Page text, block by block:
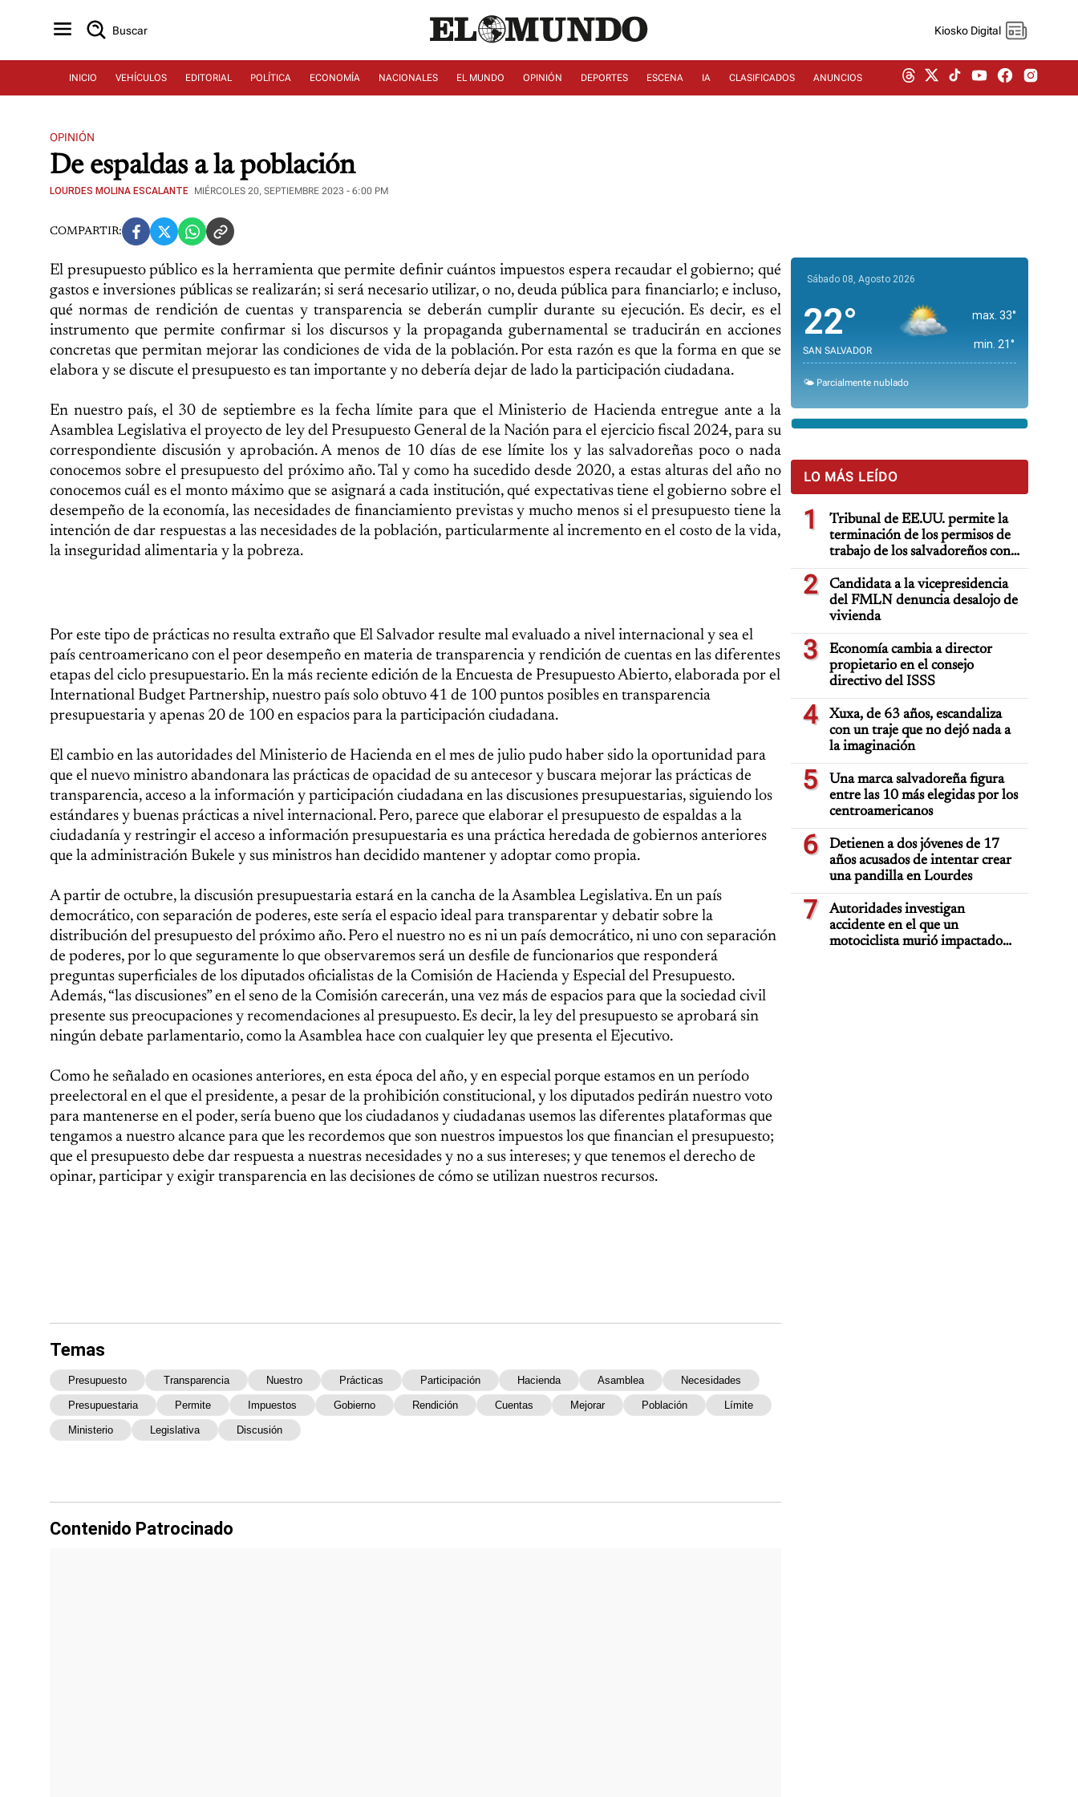
Buscar Kiosko Digital
INICIO VEHÍCULOS EDITORIAL POLÍTICA ECONOMÍA NACIONALES EL MUNDO OPINIÓN DEPORTES ESCENA IA CLASIFICADOS ANUNCIOS
OPINIÓN
De espaldas a la población
LOURDES MOLINA ESCALANTE MIÉRCOLES 20, SEPTIEMBRE 2023 - 6:00 PM
COMPARTIR:
El presupuesto público es la herramienta que permite definir cuántos impuestos espera recaudar el gobierno; qué
gastos e inversiones públicas se realizarán; si será necesario utilizar, o no, deuda pública para financiarlo; e incluso,
qué normas de rendición de cuentas y transparencia se deberán cumplir durante su ejecución. Es decir, es el
instrumento que permite confirmar si los discursos y la propaganda gubernamental se traducirán en acciones
concretas que permitan mejorar las condiciones de vida de la población. Por esta razón es que la forma en que se
elabora y se discute el presupuesto es tan importante y no debería dejar de lado la participación ciudadana.
En nuestro país, el 30 de septiembre es la fecha límite para que el Ministerio de Hacienda entregue ante a la
Asamblea Legislativa el proyecto de ley del Presupuesto General de la Nación para el ejercicio fiscal 2024, para su
correspondiente discusión y aprobación. A menos de 10 días de ese límite los y las salvadoreñas poco o nada
conocemos sobre el presupuesto del próximo año. Tal y como ha sucedido desde 2020, a estas alturas del año no
conocemos cuál es el monto máximo que se asignará a cada institución, qué expectativas tiene el gobierno sobre el
desempeño de la economía, las necesidades de financiamiento previstas y mucho menos si el presupuesto tiene la
intención de dar respuestas a las necesidades de la población, particularmente al incremento en el costo de la vida,
la inseguridad alimentaria y la pobreza.
Por este tipo de prácticas no resulta extraño que El Salvador resulte mal evaluado a nivel internacional y sea el
país centroamericano con el peor desempeño en materia de transparencia y rendición de cuentas en las diferentes
etapas del ciclo presupuestario. En la más reciente edición de la Encuesta de Presupuesto Abierto, elaborada por el
International Budget Partnership, nuestro país solo obtuvo 41 de 100 puntos posibles en transparencia
presupuestaria y apenas 20 de 100 en espacios para la participación ciudadana.
El cambio en las autoridades del Ministerio de Hacienda en el mes de julio pudo haber sido la oportunidad para
que el nuevo ministro abandonara las prácticas de opacidad de su antecesor y buscara mejorar las prácticas de
transparencia, acceso a la información y participación ciudadana en las discusiones presupuestarias, siguiendo los
estándares y buenas prácticas a nivel internacional. Pero, parece que elaborar el presupuesto de espaldas a la
ciudadanía y restringir el acceso a información presupuestaria es una práctica heredada de gobiernos anteriores
que la administración Bukele y sus ministros han decidido mantener y adoptar como propia.
A partir de octubre, la discusión presupuestaria estará en la cancha de la Asamblea Legislativa. En un país
democrático, con separación de poderes, este sería el espacio ideal para transparentar y debatir sobre la
distribución del presupuesto del próximo año. Pero el nuestro no es ni un país democrático, ni uno con separación
de poderes, por lo que seguramente lo que observaremos será un desfile de funcionarios que responderá
preguntas superficiales de los diputados oficialistas de la Comisión de Hacienda y Especial del Presupuesto.
Además, “las discusiones” en el seno de la Comisión carecerán, una vez más de espacios para que la sociedad civil
presente sus preocupaciones y recomendaciones al presupuesto. Es decir, la ley del presupuesto se aprobará sin
ningún debate parlamentario, como la Asamblea hace con cualquier ley que presenta el Ejecutivo.
Como he señalado en ocasiones anteriores, en esta época del año, y en especial porque estamos en un período
preelectoral en el que el presidente, a pesar de la prohibición constitucional, y los diputados pedirán nuestro voto
para mantenerse en el poder, sería bueno que los ciudadanos y ciudadanas usemos las diferentes plataformas que
tengamos a nuestro alcance para que les recordemos que son nuestros impuestos los que financian el presupuesto;
que el presupuesto debe dar respuesta a nuestras necesidades y no a sus intereses; y que tenemos el derecho de
opinar, participar y exigir transparencia en las decisiones de cómo se utilizan nuestros recursos.
Temas
Presupuesto Transparencia Nuestro Prácticas Participación Hacienda Asamblea Necesidades
Presupuestaria Permite Impuestos Gobierno Rendición Cuentas Mejorar Población Límite
Ministerio Legislativa Discusión
Contenido Patrocinado
Sábado 08, Agosto 2026
22°
SAN SALVADOR
max. 33°
min. 21°
🌤️ Parcialmente nublado
LO MÁS LEÍDO
1
Tribunal de EE.UU. permite la
terminación de los permisos de
trabajo de los salvadoreños con
TPS
2
Candidata a la vicepresidencia
del FMLN denuncia desalojo de
vivienda
3
Economía cambia a director
propietario en el consejo
directivo del ISSS
4
Xuxa, de 63 años, escandaliza
con un traje que no dejó nada a
la imaginación
5
Una marca salvadoreña figura
entre las 10 más elegidas por los
centroamericanos
6
Detienen a dos jóvenes de 17
años acusados de intentar crear
una pandilla en Lourdes
7
Autoridades investigan
accidente en el que un
motociclista murió impactado